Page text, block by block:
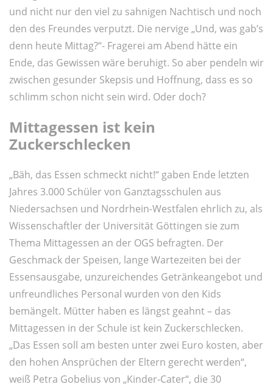
und nicht nur den viel zu sahnigen Nachtisch und noch
den des Freundes verputzt. Die nervige „Und, was gab’s
denn heute Mittag?“- Fragerei am Abend hätte ein
Ende, das Gewissen wäre beruhigt. So aber pendeln wir
zwischen gesunder Skepsis und Hoffnung, dass es so
schlimm schon nicht sein wird. Oder doch?
Mittagessen ist kein
Zuckerschlecken
„Bäh, das Essen schmeckt nicht!“ gaben Ende letzten
Jahres 3.000 Schüler von Ganztagsschulen aus
Niedersachsen und Nordrhein-Westfalen ehrlich zu, als
Wissenschaftler der Universität Göttingen sie zum
Thema Mittagessen an der OGS befragten. Der
Geschmack der Speisen, lange Wartezeiten bei der
Essensausgabe, unzureichendes Getränkeangebot und
unfreundliches Personal wurden von den Kids
bemängelt. Mütter haben es längst geahnt – das
Mittagessen in der Schule ist kein Zuckerschlecken.
„Das Essen soll am besten unter zwei Euro kosten, aber
den hohen Ansprüchen der Eltern gerecht werden“,
weiß Petra Gobelius von „Kinder-Cater“, die 30